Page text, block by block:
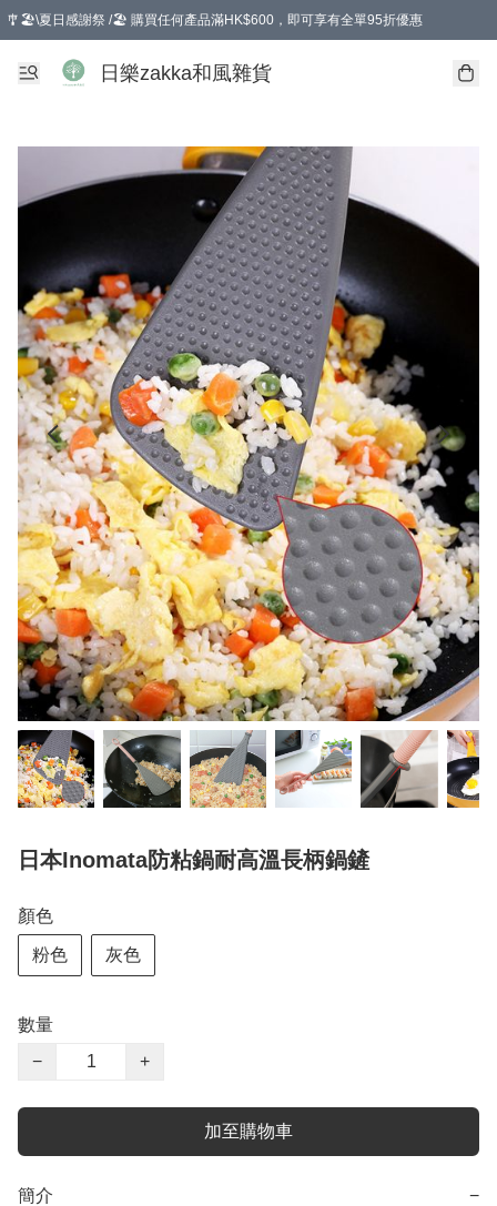
🎐🏖️\夏日感謝祭 /🏖️ 購買任何產品滿HK$600，即可享有全單95折優惠
選擇GoGoX住宅/工商地址配送，單一訂單消費購物滿HK$680(折扣後），可享有
日樂zakka和風雜貨
日本Inomata防粘鍋耐高溫長柄鍋鏟
顏色
粉色 灰色
數量
−
+
加至購物車
簡介 −